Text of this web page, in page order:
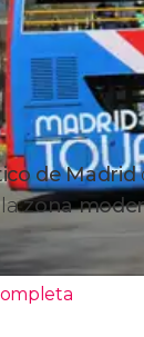
de Madrid
lazona